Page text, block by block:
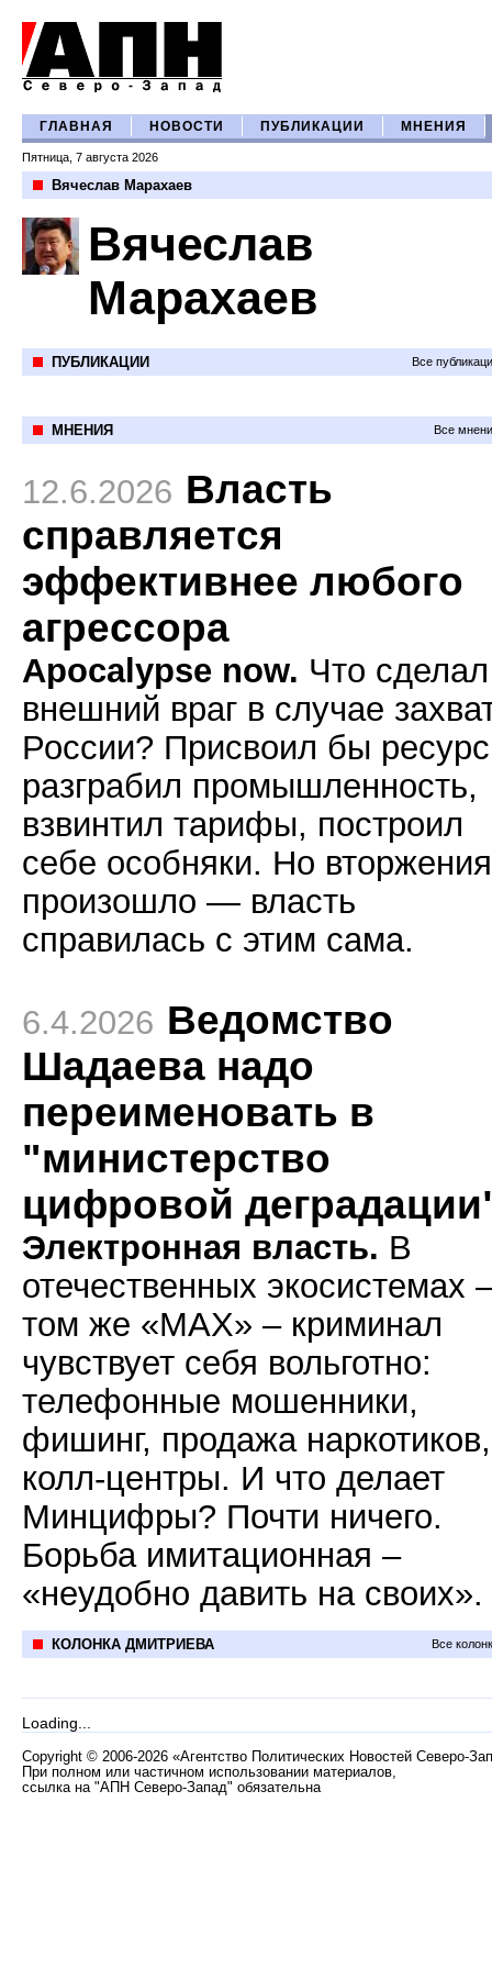
ГЛАВНАЯ НОВОСТИ ПУБЛИКАЦИИ МНЕНИЯ
Пятница, 7 августа 2026
Вячеслав Марахаев
Вячеслав
Марахаев
ПУБЛИКАЦИИ Все
МНЕНИЯ Все
12.6.2026 Власть
справляется
эффективнее любого
агрессора
Apocalypse now. Что
внешний враг в случае
России? Присвоил бы
разграбил промышленность,
взвинтил тарифы, построил
себе особняки. Но
произошло — власть
справилась с этим сама.
6.4.2026 Ведомство
Шадаева надо
переименовать в
"министерство
цифровой
Электронная власть. В
отечественных экосистемах
том же «МАХ» – криминал
чувствует себя вольготно:
телефонные мошенники,
фишинг, продажа наркотиков,
колл-центры. И что делает
Минцифры? Почти ничего.
Борьба имитационная –
«неудобно давить на своих».
КОЛОНКА ДМИТРИЕВА Все
Loading...
Copyright © 2006-2026 «Агентство Политических Новостей Северо-
При полном или частичном использовании материалов,
ссылка на "АПН Северо-Запад" обязательна